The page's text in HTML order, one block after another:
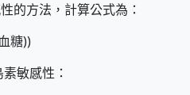
的方法，計算公式為：
糖))
敏感性：